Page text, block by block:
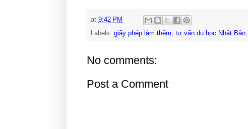
at 9:42 PM
Labels: giấy phép làm thêm tư vấn du học Nhật Bản
No comments:
Post a Comment